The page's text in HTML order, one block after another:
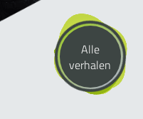
Alle
verhalen